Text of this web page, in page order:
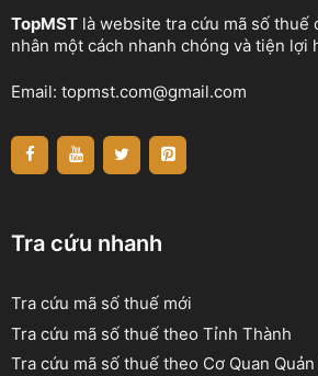
TopMST là website tra cứu mã số thuế
nhân một cách nhanh chóng và tiện lợi
Email: topmst.com@gmail.com
Tra cứu nhanh
Tra cứu mã số thuế mới
Tra cứu mã số thuế theo Tỉnh Thành
Tra cứu mã số thuế theo Cơ Quan